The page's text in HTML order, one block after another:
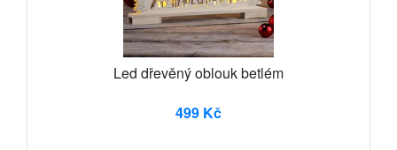
Led dřevěný oblouk betlém
499 Kč